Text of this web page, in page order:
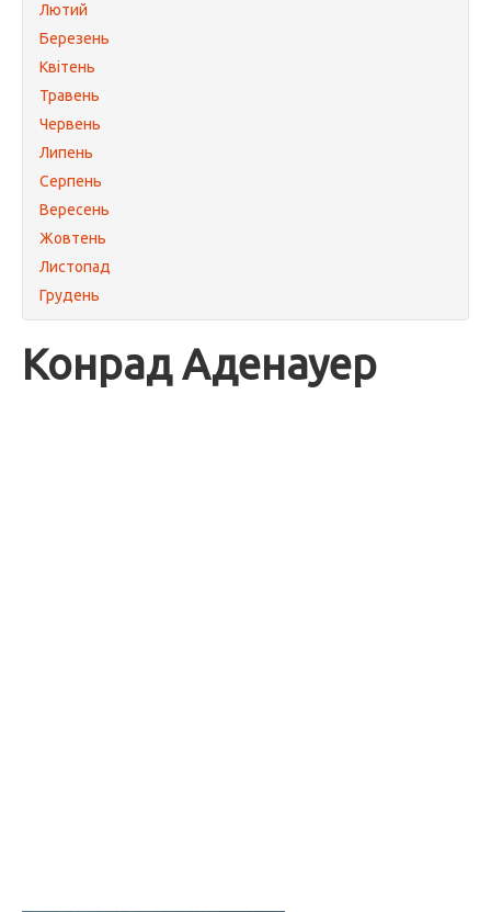
Лютий
Березень
Квітень
Травень
Червень
Липень
Серпень
Вересень
Жовтень
Листопад
Грудень
Конрад Аденауер